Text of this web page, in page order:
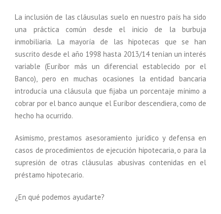
La inclusión de las cláusulas suelo en nuestro país ha sido
una práctica común desde el inicio de la burbuja
inmobiliaria. La mayoría de las hipotecas que se han
suscrito desde el año 1998 hasta 2013/14 tenían un interés
variable (Euríbor más un diferencial establecido por el
Banco), pero en muchas ocasiones la entidad bancaria
introducía una cláusula que fijaba un porcentaje mínimo a
cobrar por el banco aunque el Euríbor descendiera, como de
hecho ha ocurrido.
Asimismo, prestamos asesoramiento jurídico y defensa en
casos de procedimientos de ejecución hipotecaria, o para la
supresión de otras cláusulas abusivas contenidas en el
préstamo hipotecario.
¿En qué podemos ayudarte?